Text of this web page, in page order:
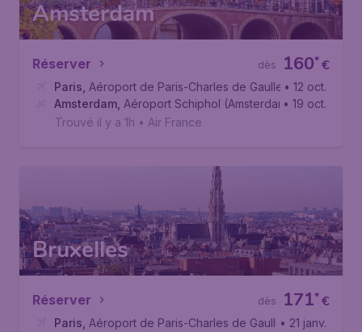
Amsterdam
Réserver €
160*
dès
Paris Aéroport de Paris-Charles de Gaulle • 12 oct.
Amsterdam Aéroport Schiphol (Amsterdam)• 19 oct.
Trouvé il y a 1h • Air France
Bruxelles
Réserver €
171*
dès
Paris Aéroport de Paris-Charles de Gaulle• 21 janv.